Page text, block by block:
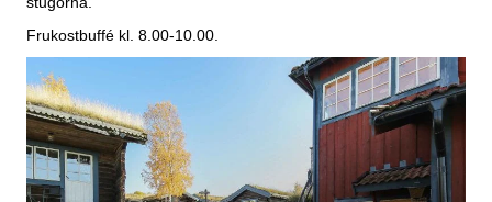
Frukostbuffé kl. 8.00-10.00.